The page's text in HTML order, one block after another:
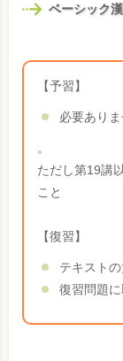
ベーシック
【予習】
必要あり
。
ただし第19講
こと
【復習】
テキスト
復習問題